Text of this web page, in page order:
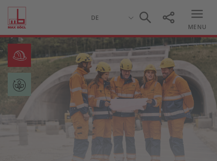
MENU